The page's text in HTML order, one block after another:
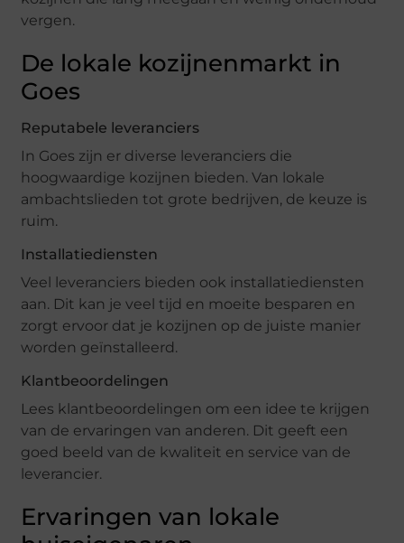
vergen.
De lokale kozijnenmarkt in
Goes
Reputabele leveranciers
In Goes zijn er diverse leveranciers die
hoogwaardige kozijnen bieden. Van lokale
ambachtslieden tot grote bedrijven, de keuze is
ruim.
Installatiediensten
Veel leveranciers bieden ook installatiediensten
aan. Dit kan je veel tijd en moeite besparen en
zorgt ervoor dat je kozijnen op de juiste manier
worden geïnstalleerd.
Klantbeoordelingen
Lees klantbeoordelingen om een idee te krijgen
van de ervaringen van anderen. Dit geeft een
goed beeld van de kwaliteit en service van de
leverancier.
Ervaringen van lokale